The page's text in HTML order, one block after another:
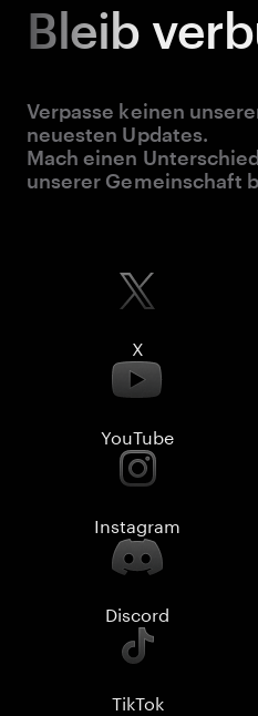
Bleib
Verpasse keinen
neuesten Updates.
Mach einen
unserer Gemeinschaft
X
YouTube
Instagram
Discord
TikTok